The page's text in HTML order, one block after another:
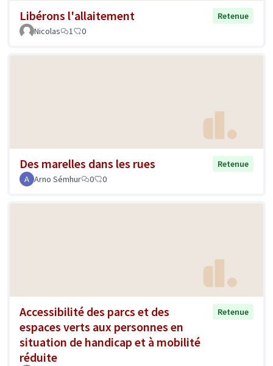
Libérons l'allaitement
Retenue
Nicolas
1 0
Des marelles dans les rues
Retenue
Arno Sémhur
0 0
Accessibilité des parcs et des
espaces verts aux personnes en
situation de handicap et à mobilité
réduite
Retenue